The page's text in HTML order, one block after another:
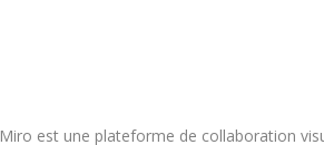
Miro est une plateforme de collaboration